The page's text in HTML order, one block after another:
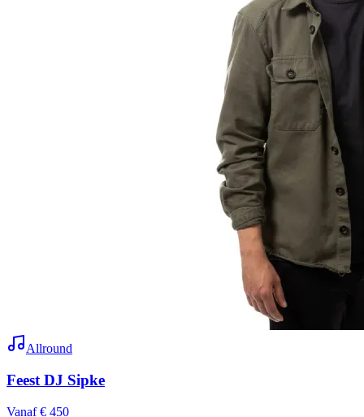
Allround
Feest DJ Sipke
Vanaf € 450